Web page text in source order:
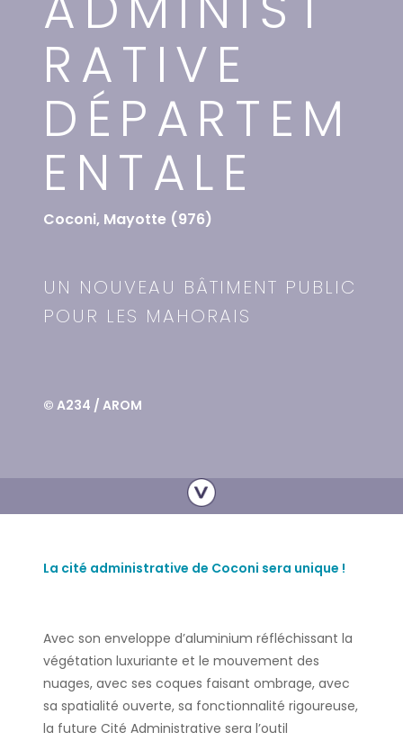
RATIVE
DÉPARTEM
ENTALE
Coconi, Mayotte (976)
UN NOUVEAU BÂTIMENT PUBLIC
POUR LES MAHORAIS
© A234 / AROM
La cité administrative de Coconi sera unique !
Avec son enveloppe d’aluminium réfléchissant la
végétation luxuriante et le mouvement des
nuages, avec ses coques faisant ombrage, avec
sa spatialité ouverte, sa fonctionnalité rigoureuse,
la future Cité Administrative sera l’outil